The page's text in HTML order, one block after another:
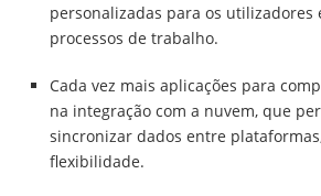
personalizadas para os utilizadores
processos de trabalho.
Cada vez mais aplicações para
na integração com a nuvem, que
sincronizar dados entre
flexibilidade.